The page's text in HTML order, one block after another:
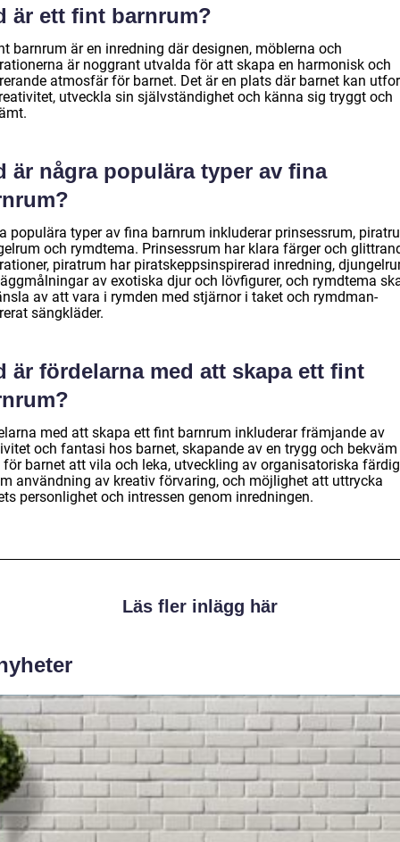
är ett fint barnrum?
barnrum är en inredning där designen, möblerna och
är noggrant utvalda för att skapa en harmonisk och
atmosfär för barnet. Det är en plats där barnet kan
utveckla sin självständighet och känna sig tryggt och
är några populära typer av fina
populära typer av fina barnrum inkluderar prinsessrum,
och rymdtema. Prinsessrum har klara färger och
piratrum har piratskeppsinspirerad inredning,
av exotiska djur och lövfigurer, och rymdtema
av att vara i rymden med stjärnor i taket och rymdman-
sängkläder.
är fördelarna med att skapa ett fint
med att skapa ett fint barnrum inkluderar främjande av
och fantasi hos barnet, skapande av en trygg och bekväm
barnet att vila och leka, utveckling av organisatoriska
användning av kreativ förvaring, och möjlighet att uttrycka
personlighet och intressen genom inredningen.
Läs fler inlägg här